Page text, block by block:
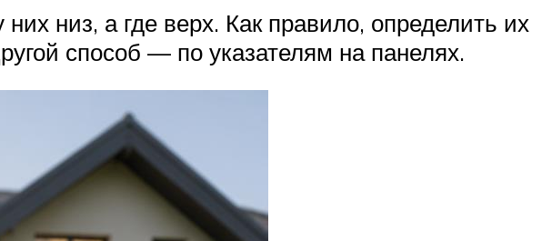
низ, а где верх. Как правило, определить их
способ — по указателям на панелях.